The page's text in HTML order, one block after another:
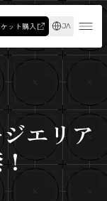
JA
ット購入
エリア